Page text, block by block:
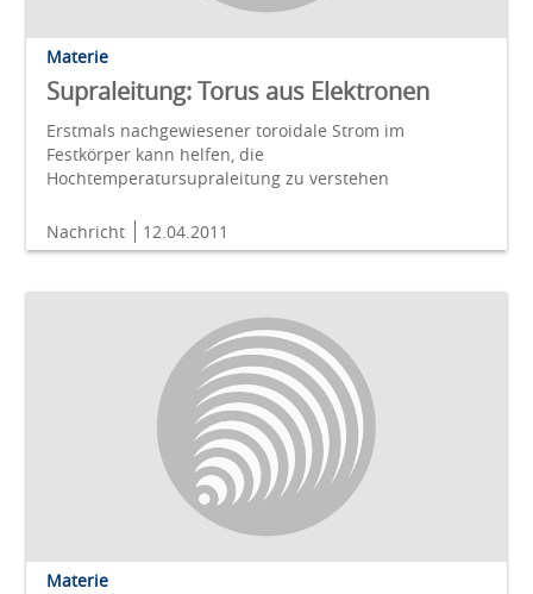
Materie
Supraleitung: Torus aus Elektronen
Erstmals nachgewiesener toroidale Strom im
Festkörper kann helfen, die
Hochtemperatursupraleitung zu verstehen
Nachricht 12.04.2011
Materie